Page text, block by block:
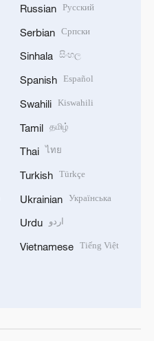
Russian Русский
Serbian Српски
Sinhala සිංහල
Spanish Español
Swahili Kiswahili
Tamil தமிழ்
Thai ไทย
Turkish Türkçe
Ukrainian Українська
Urdu اردو
Vietnamese Tiếng Việt